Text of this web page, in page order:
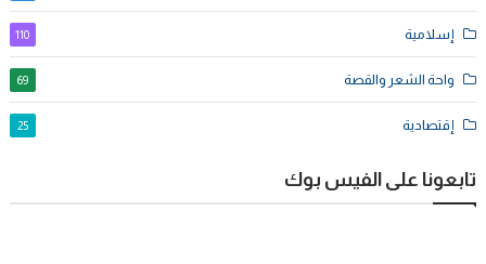
إسلامية 110
واحة الشعر والقصة 69
إقتصادية 25
تابعونا على الفيس بوك